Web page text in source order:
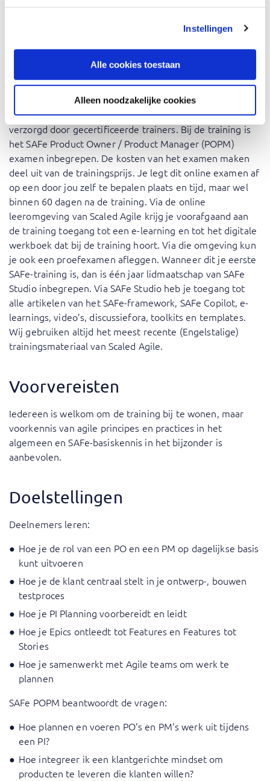
Instellingen
Alle cookies toestaan
Alleen noodzakelijke cookies
Voor wie is SAFe Product
Owner/Product Manager
(POPM)
Deze training is voor iedereen die Product Owner is of wil
worden in een Scaled Agile Framework omgeving.
Deze training is de officiële SAFe-training en wordt
verzorgd door gecertificeerde trainers. Bij de training is
het SAFe Product Owner / Product Manager (POPM)
examen inbegrepen. De kosten van het examen maken
deel uit van de trainingsprijs. Je legt dit online examen af
op een door jou zelf te bepalen plaats en tijd, maar wel
binnen 60 dagen na de training. Via de online
leeromgeving van Scaled Agile krijg je voorafgaand aan
de training toegang tot een e-learning en tot het digitale
werkboek dat bij de training hoort. Via die omgeving kun
je ook een proefexamen afleggen. Wanneer dit je eerste
SAFe-training is, dan is één jaar lidmaatschap van SAFe
Studio inbegrepen. Via SAFe Studio heb je toegang tot
alle artikelen van het SAFe-framework, SAFe Copilot, e-
learnings, video’s, discussiefora, toolkits en templates.
Wij gebruiken altijd het meest recente (Engelstalige)
trainingsmateriaal van Scaled Agile.
Voorvereisten
Iedereen is welkom om de training bij te wonen, maar
voorkennis van agile principes en practices in het
algemeen en SAFe-basiskennis in het bijzonder is
aanbevolen.
Doelstellingen
Deelnemers leren:
Hoe je de rol van een PO en een PM op dagelijkse basis
kunt uitvoeren
Hoe je de klant centraal stelt in je ontwerp-, bouwen
testproces
Hoe je PI Planning voorbereidt en leidt
Hoe je Epics ontleedt tot Features en Features tot
Stories
Hoe je samenwerkt met Agile teams om werk te
plannen
SAFe POPM beantwoordt de vragen:
Hoe plannen en voeren PO’s en PM’s werk uit tijdens
een PI?
Hoe integreer ik een klantgerichte mindset om
producten te leveren die klanten willen?